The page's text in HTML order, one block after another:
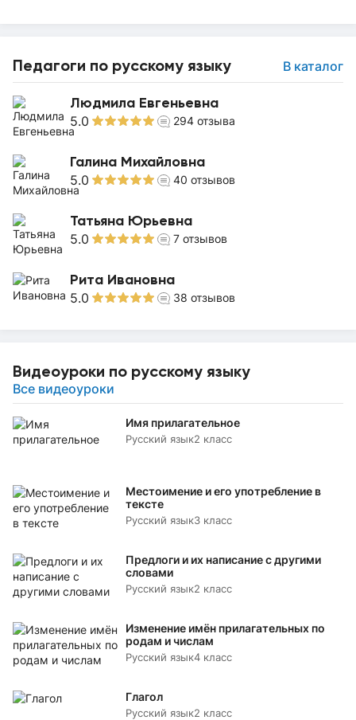
Педагоги по русскому языку В каталог
Людмила Евгеньевна
5.0 294 отзыва
Галина Михайловна
5.0 40 отзывов
Татьяна Юрьевна
5.0 7 отзывов
Рита Ивановна
5.0 38 отзывов
Видеоуроки по русскому языку
Все видеоуроки
Имя прилагательное
Русский язык2 класс
Местоимение и его употребление в
тексте
Русский язык3 класс
Предлоги и их написание с другими
словами
Русский язык2 класс
Изменение имён прилагательных по
родам и числам
Русский язык4 класс
Глагол
Русский язык2 класс